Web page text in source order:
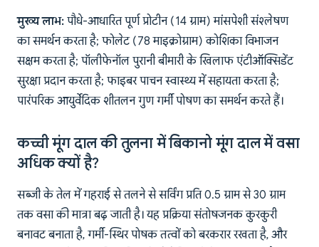
मुख्य लाभ: पौधे-आधारित पूर्ण प्रोटीन (14 ग्राम) मांसपेशी संश्लेषण
का समर्थन करता है; फोलेट (78 माइक्रोग्राम) कोशिका विभाजन
सक्षम करता है; पॉलीफेनॉल पुरानी बीमारी के खिलाफ एंटीऑक्सिडेंट
सुरक्षा प्रदान करता है; फाइबर पाचन स्वास्थ्य में सहायता करता है;
पारंपरिक आयुर्वेदिक शीतलन गुण गर्मी पोषण का समर्थन करते हैं।
कच्ची मूंग दाल की तुलना में बिकानो मूंग दाल में वसा
अधिक क्यों है?
सब्जी के तेल में गहराई से तलने से सर्विंग प्रति 0.5 ग्राम से 30 ग्राम
तक वसा की मात्रा बढ़ जाती है। यह प्रक्रिया संतोषजनक कुरकुरी
बनावट बनाता है, गर्मी-स्थिर पोषक तत्वों को बरकरार रखता है, और